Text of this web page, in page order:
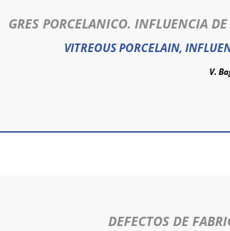
GRES PORCELANICO. INFLUENCIA
VITREOUS PORCELAIN,
V.
DEFECTOS DE